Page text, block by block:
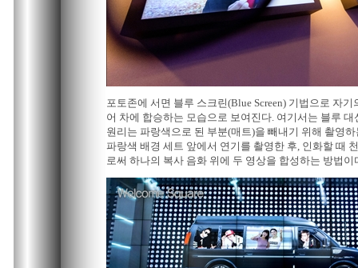
포토존에 서면 블루 스크린(Blue Screen) 기법으로 자
어 차에 합승하는 모습으로 보여진다. 여기서는 블루
원리는 파랑색으로 된 부분(매트)을 빼내기 위해 촬영
파랑색 배경 세트 앞에서 연기를 촬영한 후, 인화할 때
로써 하나의 복사 음화 위에 두 영상을 합성하는 방법이